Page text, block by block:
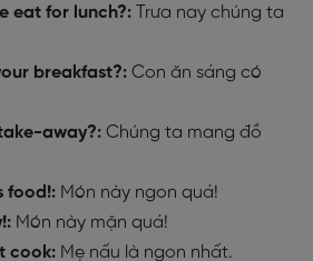
eat for lunch?:
Trưa nay chúng ta
breakfast?: Con ăn sáng có
away?: Chúng ta mang đồ
food!: Món này ngon quá!
Món này mặn quá!
cook: Mẹ nấu là ngon nhất.